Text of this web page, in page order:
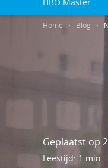
Home Blog
Geplaatst op
Leestijd: 1 min